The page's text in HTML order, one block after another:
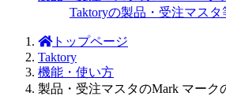
Taktoryの製品・受注マス
トップページ
Taktory
機能・使い方
製品・受注マスタのMark マーク